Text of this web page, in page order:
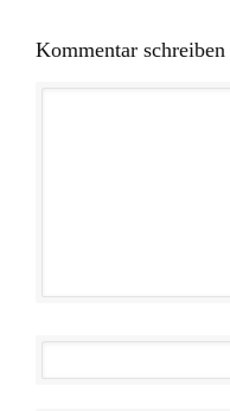
Kommentar schreiben